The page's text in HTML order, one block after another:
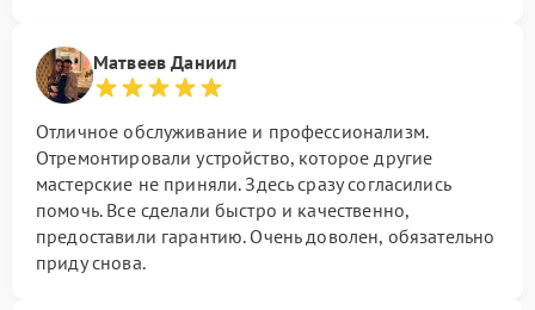
Матвеев Даниил
Отличное обслуживание и профессионализм.
Отремонтировали устройство, которое другие
мастерские не приняли. Здесь сразу согласились
помочь. Все сделали быстро и качественно,
предоставили гарантию. Очень доволен, обязательно
приду снова.